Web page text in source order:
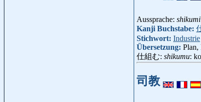
Aussprache: shikumi
Kanji Buchstabe:
Stichwort: Industrie
Übersetzung: Plan,
仕組む: shikumu:
司教